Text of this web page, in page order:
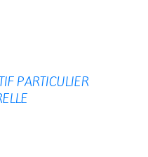
PARTICULIER